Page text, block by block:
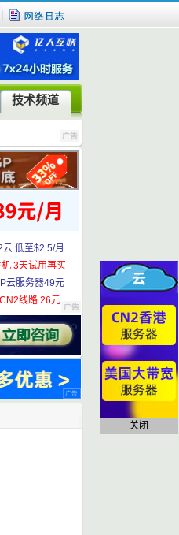
技术频道
低至$2.5/月
3天试用再买
云服务器49元
线路 26元
关闭